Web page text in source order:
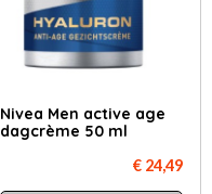
Ni­vea Men ac­ti­ve age
dag­crè­me 50 ml
€ 24,49